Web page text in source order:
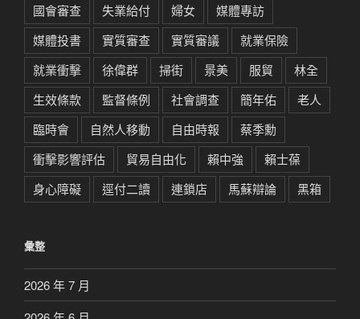
國會審查
失業給付 婦女
媒體專訪
媒體投書
實質審查 實質審議
就業保險
就業衝擊
徐偉群 掃街 景美 服貿
林全
生效條款
監督條例 社會調查 簡年佑
老人
臨時會
自然人移動 自由時報
蔡季勳
衝擊影響評估
貿易自由化 賴中強
賴士葆
身心障礙
逕付二讀 連鎖店 馬蘇辯論 黑箱
彙整
2026 年 7 月